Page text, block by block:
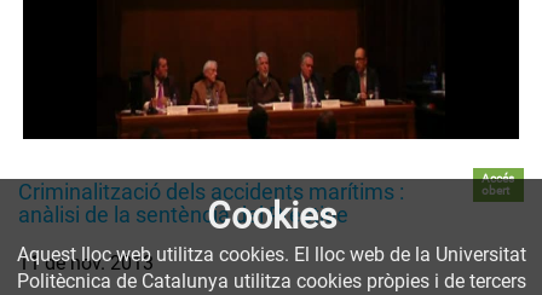
Criminalització dels accidents marítims :
anàlisi de la sentència del Prestige
Accés
obert
11 de nov. 2013
Cookies
Aquest lloc web utilitza cookies. El lloc web de la Universitat
Politècnica de Catalunya utilitza cookies pròpies i de tercers